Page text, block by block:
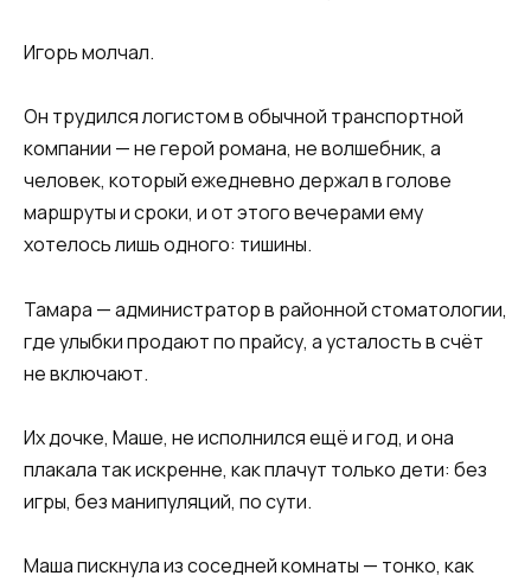
Игорь молчал.
Он трудился логистом в обычной транспортной
компании — не герой романа, не волшебник, а
человек, который ежедневно держал в голове
маршруты и сроки, и от этого вечерами ему
хотелось лишь одного: тишины.
Тамара — администратор в районной стоматологии,
где улыбки продают по прайсу, а усталость в счёт
не включают.
Их дочке, Маше, не исполнился ещё и год, и она
плакала так искренне, как плачут только дети: без
игры, без манипуляций, по сути.
Маша пискнула из соседней комнаты — тонко, как